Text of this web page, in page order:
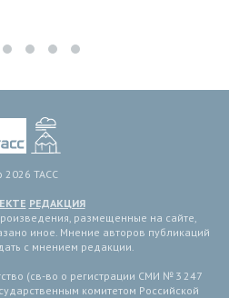
2026 ТАСС
РЕДАКЦИЯ
размещенные на сайте,
иное. Мнение авторов публикаций
с мнением редакции.
(св-во о регистрации СМИ № 3 247
комитетом Российской